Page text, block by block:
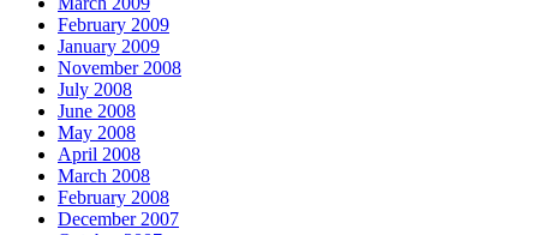
February 2009
January 2009
November 2008
July 2008
June 2008
May 2008
April 2008
March 2008
February 2008
December 2007